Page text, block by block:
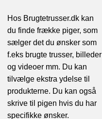
Hos Brugtetrusser.dk kan
du finde frække piger, som
sælger det du ønsker som
f.eks brugte trusser, billeder
og videoer mm. Du kan
tilvælge ekstra ydelse til
produkterne. Du kan også
skrive til pigen hvis du har
specifikke ønsker.